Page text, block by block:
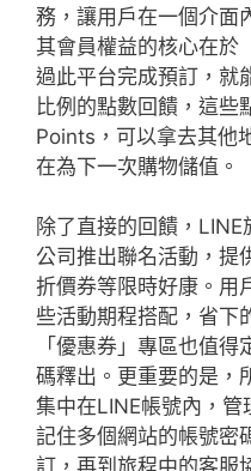
務，讓用戶在一個介面
其會員權益的核心在於
過此平台完成預訂，就
比例的點數回饋，這些
Points，可以拿去其他
在為下一次購物儲值。
除了直接的回饋，
公司推出聯名活動，提
折價券等限時好康。用
些活動期程搭配，省下
「優惠券」專區也值
碼釋出。更重要的是，
集中在LINE帳號內，
記住多個網站的帳號密
訂，再到旅程中的客服